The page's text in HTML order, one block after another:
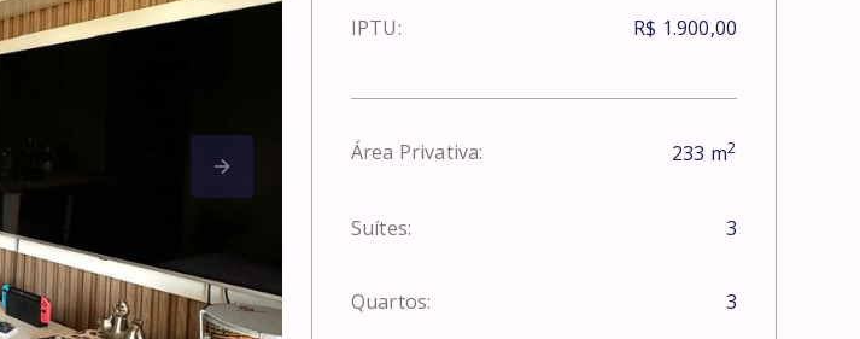
IPTU: R$ 1.900,00
Área Privativa: 233 m2
Suítes: 3
Quartos: 3